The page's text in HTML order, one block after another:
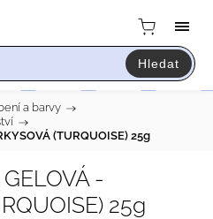
Hledat
a barvy /
/
(TURQUOISE) 25g
-
25g